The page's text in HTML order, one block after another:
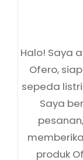
Halo! Saya
Ofero,
sepeda
Saya
produk